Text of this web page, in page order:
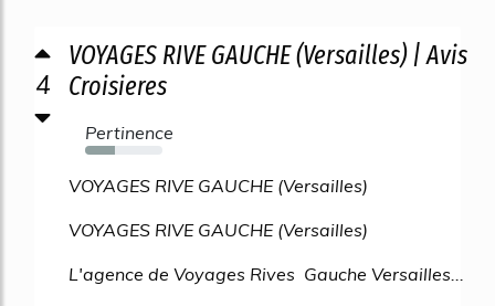
4
VOYAGES RIVE GAUCHE (Versailles) | Avis
Croisieres
Pertinence
39%
VOYAGES RIVE GAUCHE (Versailles)
VOYAGES RIVE GAUCHE (Versailles)
L'agence de Voyages Rives Gauche Versailles...